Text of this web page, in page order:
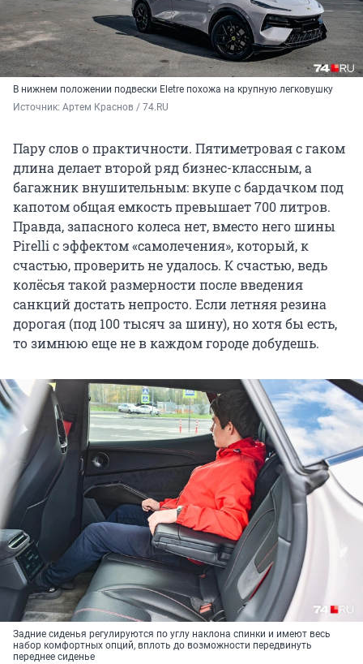
В нижнем положении подвески Eletre похожа на крупную легковушку
Источник: Артем Краснов / 74.RU
Пару слов о практичности. Пятиметровая с гаком
длина делает второй ряд бизнес-классным, а
багажник внушительным: вкупе с бардачком под
капотом общая емкость превышает 700 литров.
Правда, запасного колеса нет, вместо него шины
Pirelli с эффектом «самолечения», который, к
счастью, проверить не удалось. К счастью, ведь
колёсья такой размерности после введения
санкций достать непросто. Если летняя резина
дорогая (под 100 тысяч за шину), но хотя бы есть,
то зимнюю еще не в каждом городе добудешь.
Задние сиденья регулируются по углу наклона спинки и имеют весь
набор комфортных опций, вплоть до возможности передвинуть
переднее сиденье